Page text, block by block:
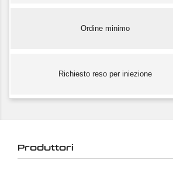
Ordine minimo
Richiesto reso per iniezione
Produttori